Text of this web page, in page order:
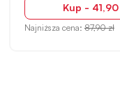
Kup -
Najniższa cena:87,90 zł